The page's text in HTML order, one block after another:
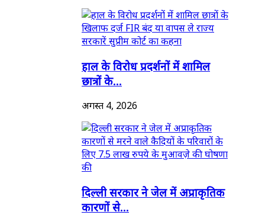
हाल के विरोध प्रदर्शनों में शामिल
छात्रों के...
अगस्त 4, 2026
दिल्ली सरकार ने जेल में अप्राकृतिक
कारणों से...